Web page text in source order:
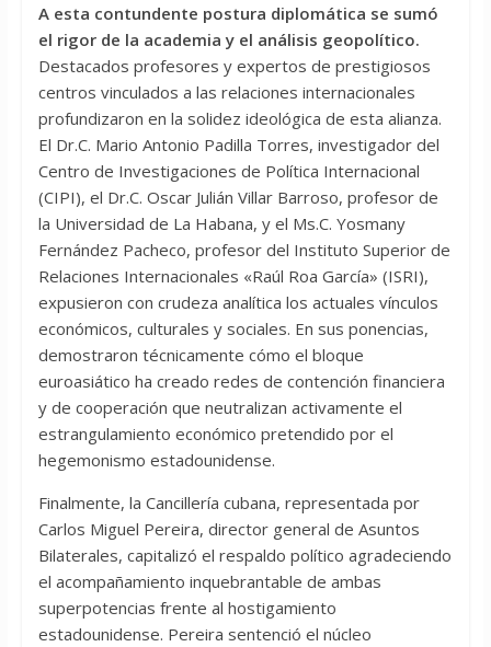
A esta contundente postura diplomática se sumó
el rigor de la academia y el análisis geopolítico.
Destacados profesores y expertos de prestigiosos
centros vinculados a las relaciones internacionales
profundizaron en la solidez ideológica de esta alianza.
El Dr.C. Mario Antonio Padilla Torres, investigador del
Centro de Investigaciones de Política Internacional
(CIPI), el Dr.C. Oscar Julián Villar Barroso, profesor de
la Universidad de La Habana, y el Ms.C. Yosmany
Fernández Pacheco, profesor del Instituto Superior de
Relaciones Internacionales «Raúl Roa García» (ISRI),
expusieron con crudeza analítica los actuales vínculos
económicos, culturales y sociales. En sus ponencias,
demostraron técnicamente cómo el bloque
euroasiático ha creado redes de contención financiera
y de cooperación que neutralizan activamente el
estrangulamiento económico pretendido por el
hegemonismo estadounidense.
Finalmente, la Cancillería cubana, representada por
Carlos Miguel Pereira, director general de Asuntos
Bilaterales, capitalizó el respaldo político agradeciendo
el acompañamiento inquebrantable de ambas
superpotencias frente al hostigamiento
estadounidense. Pereira sentenció el núcleo